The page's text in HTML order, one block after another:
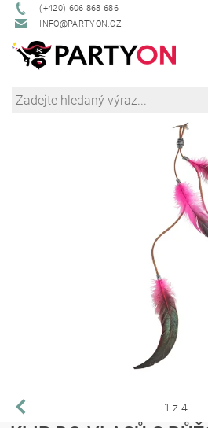
(+420) 606 868 686
INFO@PARTYON.CZ
1 z 4